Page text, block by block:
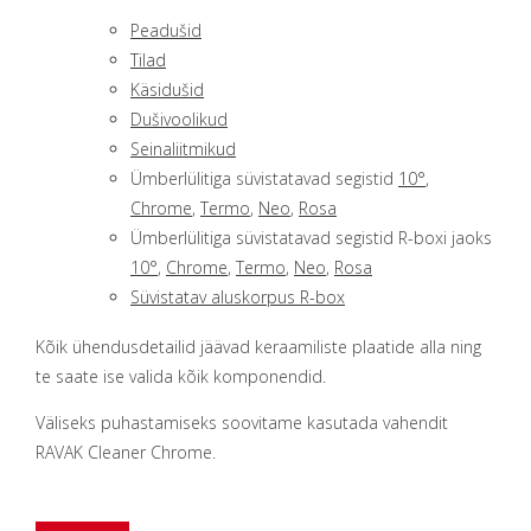
Peadušid
Tilad
Käsidušid
Dušivoolikud
Seinaliitmikud
Ümberlülitiga süvistatavad segistid 10°,
Chrome, Termo, Neo, Rosa
Ümberlülitiga süvistatavad segistid R-boxi jaoks
10°, Chrome, Termo, Neo, Rosa
Süvistatav aluskorpus R-box
Kõik ühendusdetailid jäävad keraamiliste plaatide alla ning
te saate ise valida kõik komponendid.
Väliseks puhastamiseks soovitame kasutada vahendit
RAVAK Cleaner Chrome.